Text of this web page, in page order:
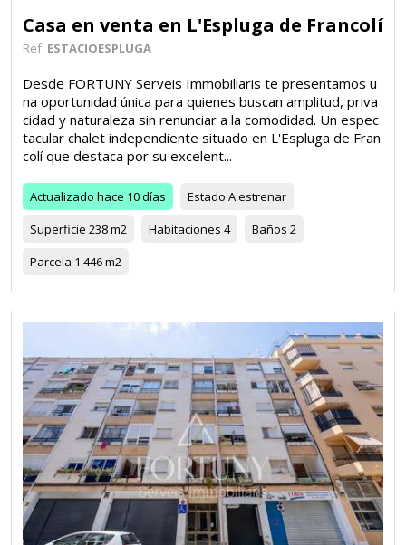
Casa en venta en L'Espluga de Francolí
Ref. ESTACIOESPLUGA
Desde FORTUNY Serveis Immobiliaris te presentamos u
na oportunidad única para quienes buscan amplitud, priva
cidad y naturaleza sin renunciar a la comodidad. Un espec
tacular chalet independiente situado en L'Espluga de Fran
colí que destaca por su excelent...
Actualizado hace 10 días Estado A estrenar
Superficie 238 m2 Habitaciones 4 Baños 2
Parcela 1.446 m2